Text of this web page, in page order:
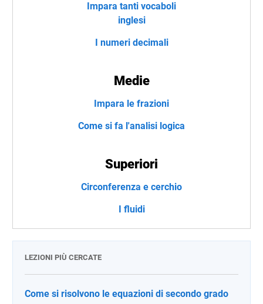
Impara tanti vocaboli
inglesi
I numeri decimali
Medie
Impara le frazioni
Come si fa l'analisi logica
Superiori
Circonferenza e cerchio
I fluidi
LEZIONI PIÙ CERCATE
Come si risolvono le equazioni di secondo grado